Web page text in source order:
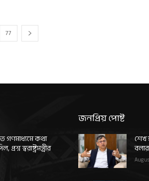
77
গণমাধ্যমে কথা
স্বরাষ্ট্রমন্ত্রীর
জনপ্রিয় পোষ্ট
শেখ